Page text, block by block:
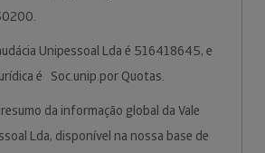
Unipessoal Lda é 516418645, e
é Soc.unip.por Quotas.
da informação global da Vale
Lda, disponível na nossa base de